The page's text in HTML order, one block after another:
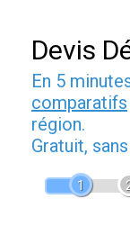
Devis
En 5
comparatifs
région.
Gratuit,
1